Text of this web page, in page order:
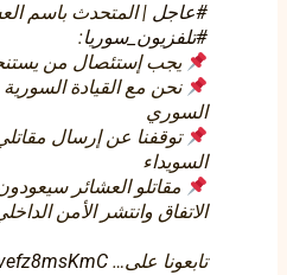
#عاجل | المتحدث باسم
#تلفزيون_سوريا:
يجب إستئصال من
نحن مع القيادة
السوري
توقفنا عن إرسال
السويداء
مقاتلو العشائر
الاتفاق وانتشر الأمن
تابعونا على…